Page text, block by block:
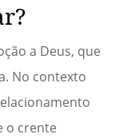
a Deus, que
No contexto
o crente